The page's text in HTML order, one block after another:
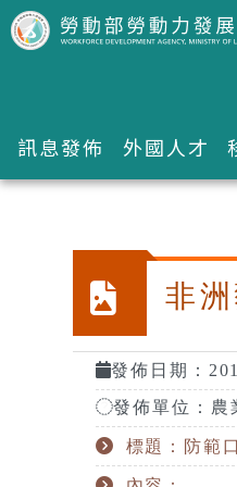
跳到主要內容區塊
訊息發佈 外國人才
非
發佈日期：
發佈單位：農
標題：防範